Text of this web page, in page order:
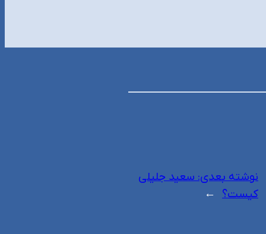
نوشته بعدی:سعید جلیلی
کیست؟ →